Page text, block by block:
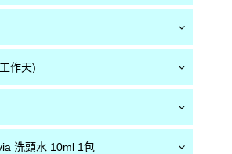
作天)
洗頭水 10ml 1包